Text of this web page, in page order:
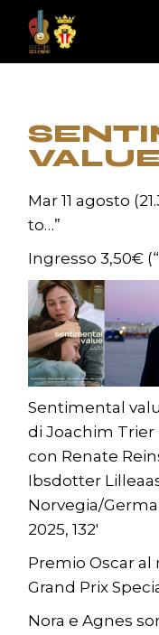
content
Mar 11 agosto
to…”
Ingresso 3,50€
Sentimental
di Joachim Trier
con Renate
Ibsdotter
Norvegia/
2025, 132′
Premio Oscar
Grand Prix
Nora e Agnes